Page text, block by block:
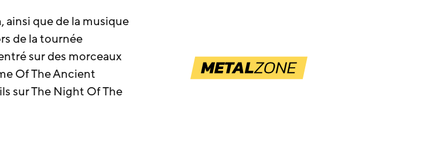
ainsi que de la musique
de la tournée
sur des morceaux
Of The Ancient
sur The Night Of The